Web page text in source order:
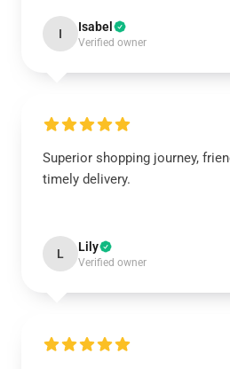
I Isabel
Verified owner
Superior shopping journey,
timely delivery.
L Lily
Verified owner